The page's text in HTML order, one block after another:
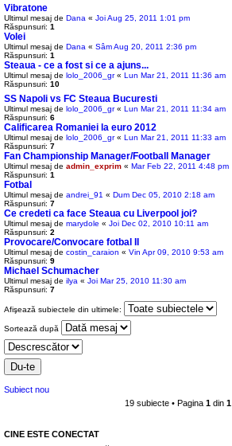
Vibratone
Ultimul mesaj de Dana « Joi Aug 25, 2011 1:01 pm
Răspunsuri: 1
Volei
Ultimul mesaj de Dana « Sâm Aug 20, 2011 2:36 pm
Răspunsuri: 1
Steaua - ce a fost si ce a ajuns...
Ultimul mesaj de lolo_2006_gr« Lun Mar 21, 2011 11:36 am
Răspunsuri: 10
SS Napoli vs FC Steaua Bucuresti
Ultimul mesaj de lolo_2006_gr« Lun Mar 21, 2011 11:34 am
Răspunsuri: 6
Calificarea Romaniei la euro 2012
Ultimul mesaj de lolo_2006_gr« Lun Mar 21, 2011 11:33 am
Răspunsuri: 7
Fan Championship Manager/Football Manager
Ultimul mesaj de admin_exprim « Mar Feb 22, 2011 4:48 pm
Răspunsuri: 1
Fotbal
Ultimul mesaj de andrei_91 « Dum Dec 05, 2010 2:18 am
Răspunsuri: 7
Ce credeti ca face Steaua cu Liverpool joi?
Ultimul mesaj de marydole « Joi Dec 02, 2010 10:11 am
Răspunsuri: 2
Provocare/Convocare fotbal II
Ultimul mesaj de costin_caraion « Vin Apr 09, 2010 9:53 am
Răspunsuri: 9
Michael Schumacher
Ultimul mesaj de ilya « Joi Mar 25, 2010 11:30 am
Răspunsuri: 7
Afişează subiectele din ultimele:
Sortează după
Subiect nou
19 subiecte • Pagina 1 din 1
CINE ESTE CONECTAT